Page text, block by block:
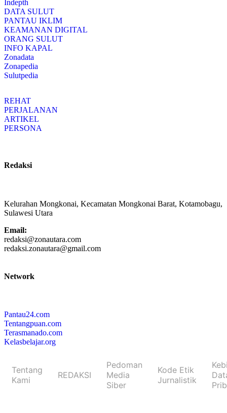
Indepth
DATA SULUT
PANTAU IKLIM
KEAMANAN DIGITAL
ORANG SULUT
INFO KAPAL
Zonadata
Zonapedia
Sulutpedia
REHAT
PERJALANAN
ARTIKEL
PERSONA
Redaksi
Kelurahan Mongkonai, Kecamatan Mongkonai Barat, Kotamobagu,
Sulawesi Utara
Email:
redaksi@zonautara.com
redaksi.zonautara@gmail.com
Network
Pantau24.com
Tentangpuan.com
Terasmanado.com
Kelasbelajar.org
Tentang
Kami
REDAKSI
Pedoman
Media
Siber
Kode Etik
Jurnalistik